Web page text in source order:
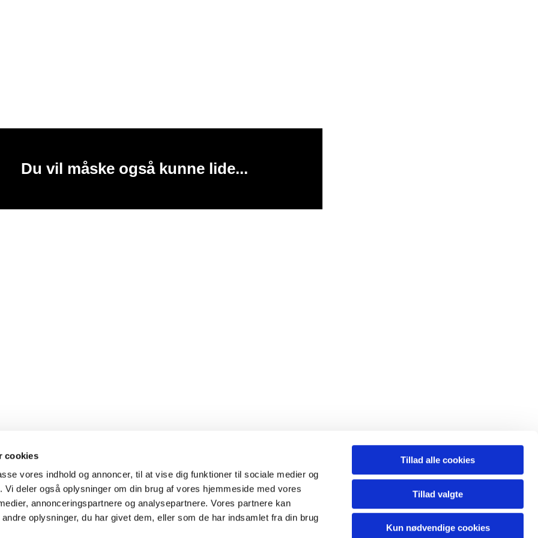
cookies
vores indhold og annoncer, til at vise dig funktioner til sociale medier og
deler også oplysninger om din brug af vores hjemmeside med vores
annonceringspartnere og analysepartnere. Vores partnere kan
oplysninger, du har givet dem, eller som de har indsamlet fra din brug
Tillad alle cookies
Tillad valgte
Kun nødvendige cookies
Du vil måske også kunne lide...
· Præstegården, Stjærvej 14, Storring, 8464 Galten86 95 00 74 storring.sogn@km.dk
Cookiepolitik
Tilgængelighedserklæring